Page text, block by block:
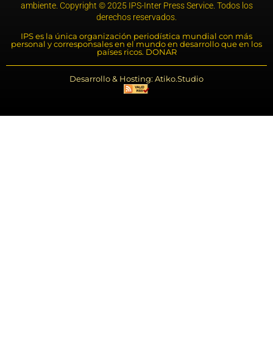
ambiente. Copyright © 2025 IPS-Inter Press Service. Todos los
derechos reservados.
IPS es la única organización periodística mundial con más
personal y corresponsales en el mundo en desarrollo que en los
países ricos. DONAR
Desarrollo & Hosting: Atiko.Studio